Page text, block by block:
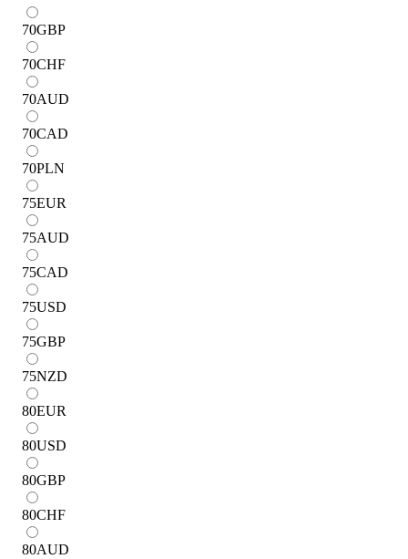
70GBP
70CHF
70AUD
70CAD
70PLN
75EUR
75AUD
75CAD
75USD
75GBP
75NZD
80EUR
80USD
80GBP
80CHF
80AUD